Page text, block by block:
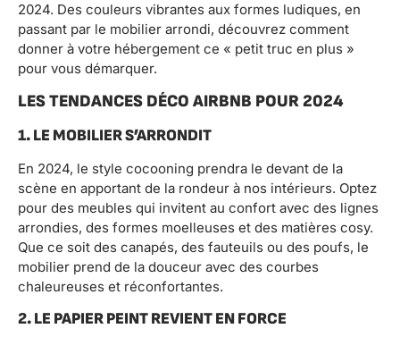
2024. Des couleurs vibrantes aux formes ludiques, en
passant par le mobilier arrondi, découvrez comment
donner à votre hébergement ce « petit truc en plus »
pour vous démarquer.
LES TENDANCES DÉCO AIRBNB POUR 2024
1. LE MOBILIER S’ARRONDIT
En 2024, le style cocooning prendra le devant de la
scène en apportant de la rondeur à nos intérieurs. Optez
pour des meubles qui invitent au confort avec des lignes
arrondies, des formes moelleuses et des matières cosy.
Que ce soit des canapés, des fauteuils ou des poufs, le
mobilier prend de la douceur avec des courbes
chaleureuses et réconfortantes.
2. LE PAPIER PEINT REVIENT EN FORCE